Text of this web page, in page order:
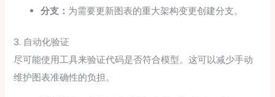
分支： 为需要更新图表的重大架构变更创建分支。
3. 自动化验证
尽可能使用工具来验证代码是否符合模型。这可以减少手动
维护图表准确性的负担。